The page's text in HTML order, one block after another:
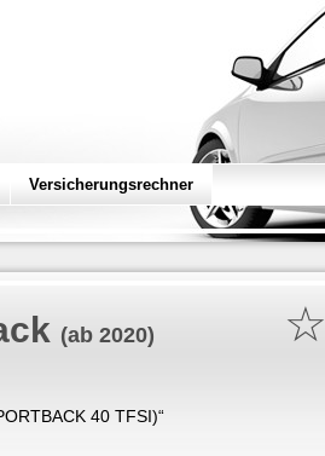
Versicherungsrechner
☆
(ab 2020)
40 TFSI)“